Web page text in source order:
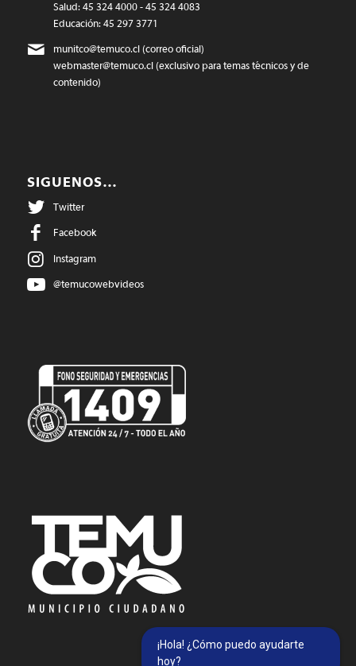
Salud: 45 324 4000 - 45 324 4083
Educación: 45 297 3771
munitco@temuco.cl(correo oficial)
webmaster@temuco.cl(exclusivo para temas técnicos y de
contenido)
SIGUENOS…
Twitter
Facebook
Instagram
@temucowebvideos
¡Hola! ¿Cómo puedo ayudarte
hoy?